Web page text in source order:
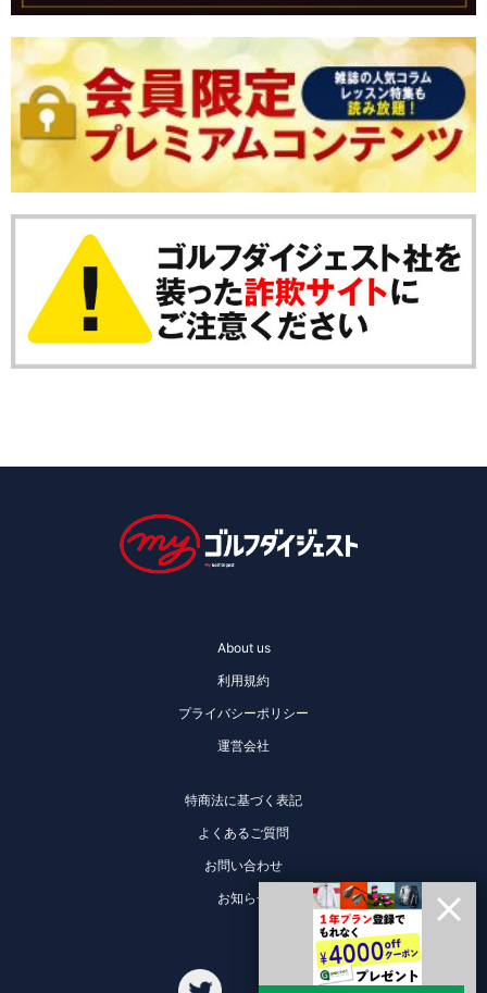
About us
利用規約
プライバシーポリシー
運営会社
特商法に基づく表記
よくあるご質問
お問い合わせ
お知らせ